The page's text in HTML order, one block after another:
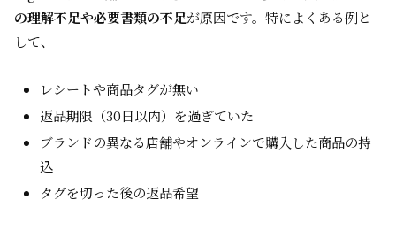
の理解不足や必要書類の不足が原因です。特によくある例と
して、
レシートや商品タグが無い
返品期限（30日以内）を過ぎていた
ブランドの異なる店舗やオンラインで購入した商品の持
込
タグを切った後の返品希望